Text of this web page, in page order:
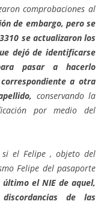
comprobaciones al
de embargo, pero se
se actualizaron los
dejó de identificarse
pasar a hacerlo
a otra
conservando la
por medio del
el Felipe , objeto del
Felipe del pasaporte
el NIE de aquel,
de las